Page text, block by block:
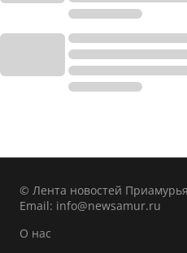
© Лента новостей Приамурья
Email: info@newsamur.ru
О нас